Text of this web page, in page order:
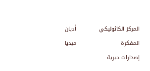
المركز الكاثوليكي
أديان
المفكرة
ميديا
إصدارات حبرية